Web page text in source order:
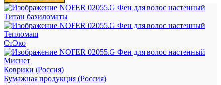
Титан бахиломаты
Тепломаш
СтЭко
Миснет
Коврики (Россия)
Бумажная продукция (Россия)